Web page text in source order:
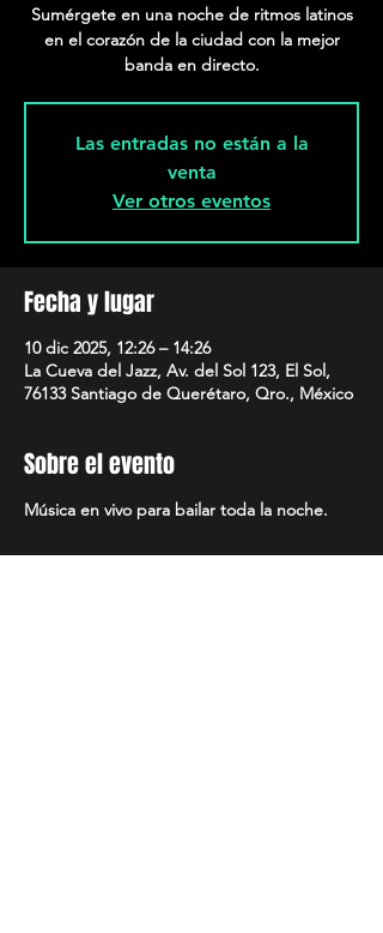
Sumérgete en una noche de ritmos latinos
en el corazón de la ciudad con la mejor
banda en directo.
Las entradas no están a la
venta
Ver otros eventos
Fecha y lugar
10 dic 2025, 12:26 – 14:26
La Cueva del Jazz, Av. del Sol 123, El Sol,
76133 Santiago de Querétaro, Qro., México
Sobre el evento
Música en vivo para bailar toda la noche.